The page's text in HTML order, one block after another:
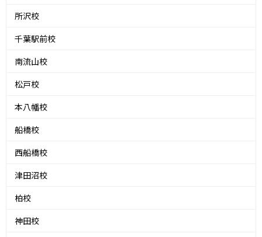
所沢校
千葉駅前校
南流山校
松戸校
本八幡校
船橋校
西船橋校
津田沼校
柏校
神田校